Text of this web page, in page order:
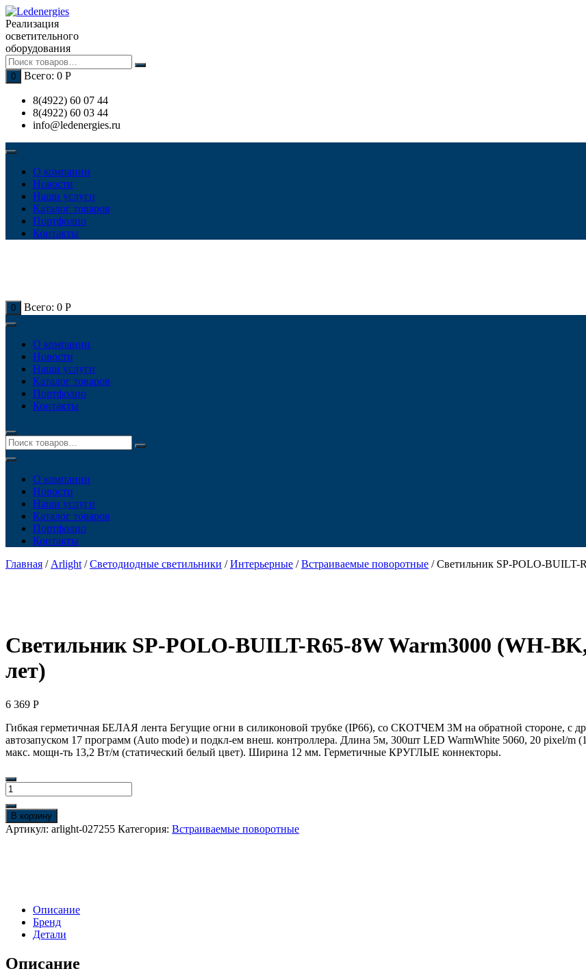
Перейти
к
содержимому
Реализация
осветительного
оборудования
0 Всего: 0 Р
8(4922) 60 07 44
8(4922) 60 03 44
info@ledenergies.ru
О компании
Новости
Наши услуги
Каталог товаров
Портфолио
Контакты
0 Всего: 0 Р
О компании
Новости
Наши услуги
Каталог товаров
Портфолио
Контакты
О компании
Новости
Наши услуги
Каталог товаров
Портфолио
Контакты
Главная / Arlight /Светодиодные светильники /Интерьерные /Встраиваемые поворотные / Светильник SP-POLO-BUILT-
Светильник SP-POLO-BUILT-R65-8W Warm3000 (WH-
лет)
6 369 Р
Гибкая герметичная БЕЛАЯ лента Бегущие огни в силиконовой трубке (IP66), со СКОТЧЕМ 3M на обратной стороне, с
автозапуском 17 программ (Auto mode) и подкл-ем внеш. контроллера. Длина 5м, 300шт LED WarmWhite 5060, 20
макс. мощн-ть 13,2 Вт/м (статический белый цвет). Ширина 12 мм. Герметичные КРУГЛЫЕ коннекторы.
Количество
товара
Светильник
SP-
POLO-
BK,
deg)
IP20
В корзину
Артикул: arlight-027255 Категория: Встраиваемые поворотные
Описание
Бренд
Детали
Описание